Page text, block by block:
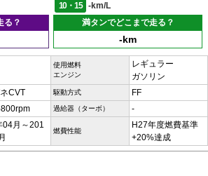
10・15
-km/L
る？
満タンでどこまで走る？
-km
使用燃料
エンジン
レギュラー
ガソリン
CVT 駆動方式 FF
過給器（ターボ） -
04月～201
燃費性能
H27年度燃費基準
+20%達成